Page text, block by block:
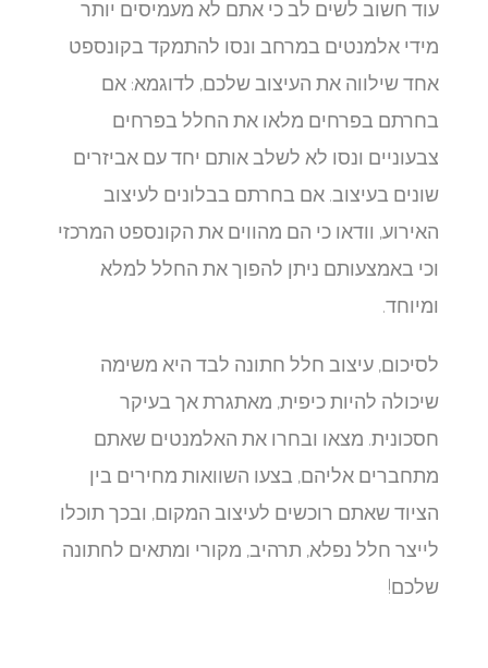
עוד חשוב לשים לב כי אתם לא מעמיסים יותר
מידי אלמנטים במרחב ונסו להתמקד בקונספט
אחד שילווה את העיצוב שלכם, לדוגמא: אם
בחרתם בפרחים מלאו את החלל בפרחים
צבעוניים ונסו לא לשלב אותם יחד עם אביזרים
שונים בעיצוב. אם בחרתם בבלונים לעיצוב
האירוע, וודאו כי הם מהווים את הקונספט המרכזי
וכי באמצעותם ניתן להפוך את החלל למלא
ומיוחד.
לסיכום, עיצוב חלל חתונה לבד היא משימה
שיכולה להיות כיפית, מאתגרת אך בעיקר
חסכונית. מצאו ובחרו את האלמנטים שאתם
מתחברים אליהם, בצעו השוואות מחירים בין
הציוד שאתם רוכשים לעיצוב המקום, ובכך תוכלו
לייצר חלל נפלא, תרהיב, מקורי ומתאים לחתונה
שלכם!